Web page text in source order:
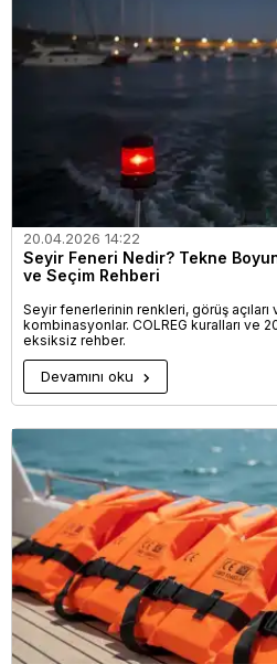
20.04.2026 14:22
Seyir Feneri Nedir? Tekne
ve Seçim Rehberi
Seyir fenerlerinin renkleri, görüş
kombinasyonlar. COLREG kuralları ve
eksiksiz rehber.
Devamını oku